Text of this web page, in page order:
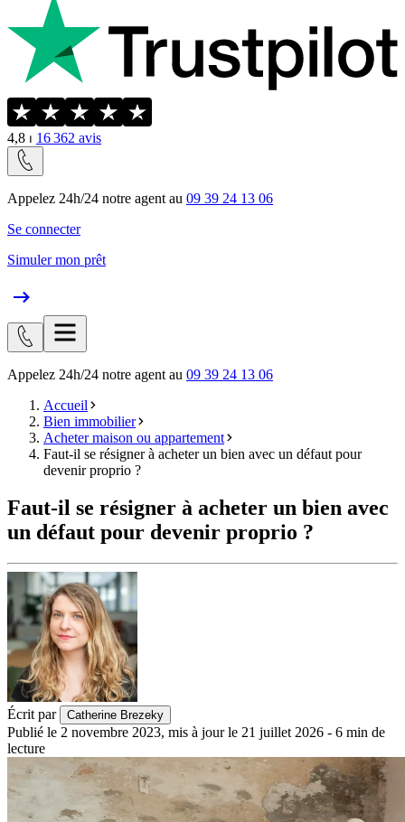
4,8 ⏐ 16 362 avis
Appelez 24h/24 notre agent au 09 39 24 13 06
Se connecter
Simuler mon prêt
Appelez 24h/24 notre agent au 09 39 24 13 06
Accueil
Bien immobilier
Acheter maison ou appartement
Faut-il se résigner à acheter un bien avec un défaut pour
devenir proprio ?
Faut-il se résigner à acheter un bien avec
un défaut pour devenir proprio ?
Écrit par Catherine Brezeky
Publié le 2 novembre 2023, mis à jour le 21 juillet 2026 - 6 min de
lecture